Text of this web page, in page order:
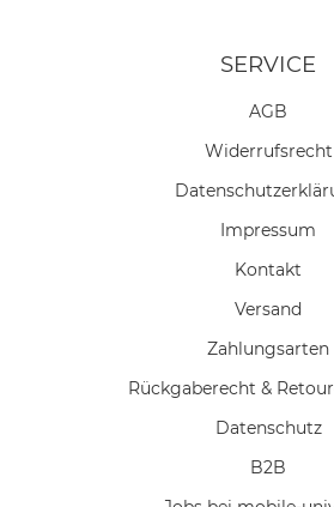
SERVICE
AGB
Widerrufs­recht
Impressum
Kontakt
Versand
Zahlungsarten
Rückgaberecht &
Datenschutz
B2B